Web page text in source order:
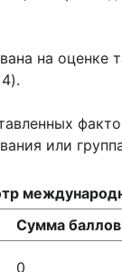
на оценке
или
Сумма баллов
0